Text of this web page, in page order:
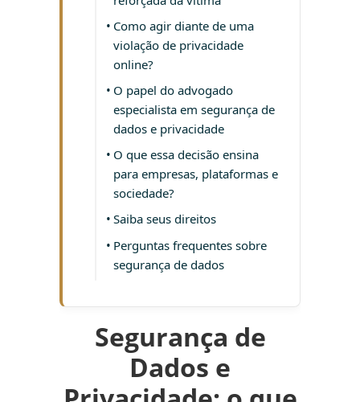
Como agir diante de uma
violação de privacidade
online?
O papel do advogado
especialista em segurança de
dados e privacidade
O que essa decisão ensina
para empresas, plataformas e
sociedade?
Saiba seus direitos
Perguntas frequentes sobre
segurança de dados
Segurança de
Dados e